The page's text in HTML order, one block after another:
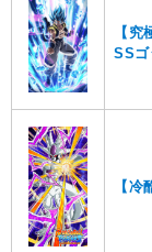
【
SSゴ
【